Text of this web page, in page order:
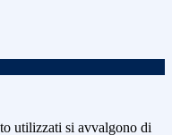
utilizzati si avvalgono di